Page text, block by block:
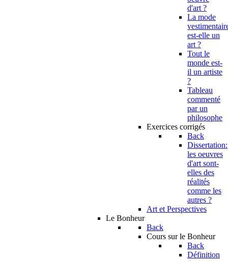
d'art ?
La mode
est-elle un
art ?
Tout le
monde est-
il un artiste
?
Tableau
commenté
par un
philosophe
Exercices corrigés
Back
Dissertation:
les oeuvres
d'art sont-
elles des
réalités
comme les
autres ?
Art et Perspectives
Le Bonheur
Back
Cours sur le Bonheur
Back
Définition